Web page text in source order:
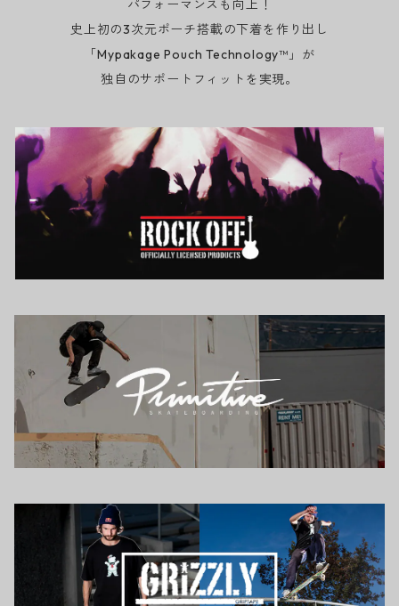
パフォーマンスも向上！
史上初の3次元ポーチ搭載の下着を作り出し
「Mypakage Pouch Technology™」が
独自のサポートフィットを実現。